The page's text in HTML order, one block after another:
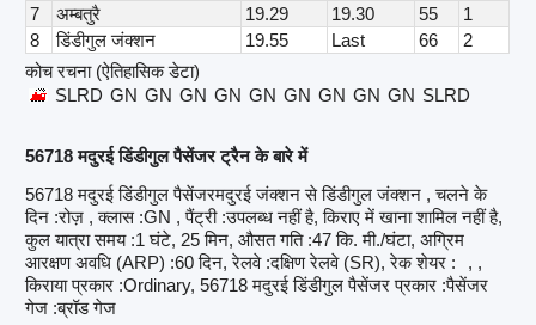
7
अम्बतुरै 19.29 19.30 55
1
8
डिंडीगुल जंक्शन 19.55 Last 66
2
कोच रचना (ऐतिहासिक डेटा)
SLRD GN GN GN GN GN GN GN GN GN SLRD
56718 मदुरई डिंडीगुल पैसेंजर ट्रैन के बारे में
56718 मदुरई डिंडीगुल पैसेंजरमदुरई जंक्शन से डिंडीगुल जंक्शन , चलने के
दिन :रोज़ , क्लास :GN , पैंट्री :उपलब्ध नहीं है, किराए में खाना शामिल नहीं है,
कुल यात्रा समय :1 घंटे, 25 मिन, औसत गति :47 कि. मी./घंटा, अग्रिम
आरक्षण अवधि (ARP) :60 दिन, रेलवे :दक्षिण रेलवे (SR), रेक शेयर :
, ,
किराया प्रकार :Ordinary, 56718 मदुरई डिंडीगुल पैसेंजर प्रकार :पैसेंजर
गेज :ब्रॉड गेज